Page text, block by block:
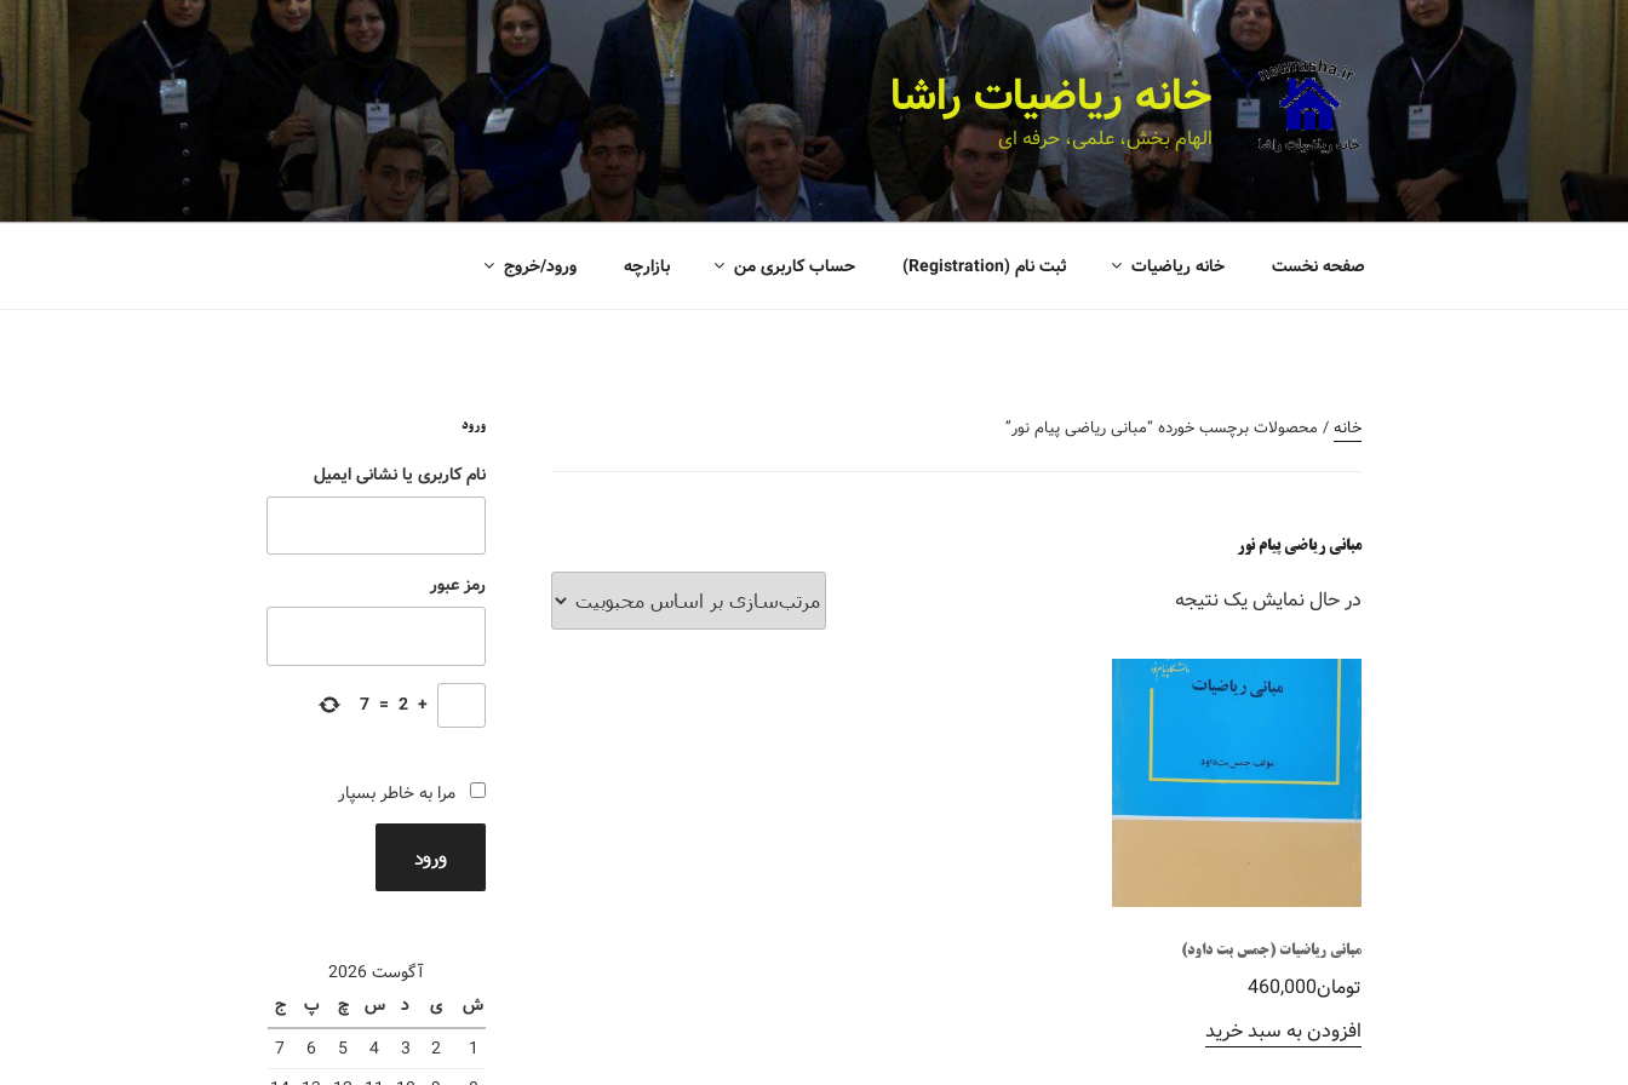
خانه ریاضیات راشا
الهام بخش، علمی، حرفه ای
صفحه نخست خانه ریاضیات ثبت نام (Registration) حساب کاربری من بازارچه ورود/خروج
خانه/ محصولات برچسب خورده “مبانی ریاضی پیام نور”
مبانی ریاضی پیام نور
در حال نمایش یک نتیجه
مبانی ریاضیات (جمس بت داود)
تومان460,000
افزودن به سبد خرید
ورود
نام کاربری یا نشانی ایمیل
رمز عبور
+
2
=
7
مرا به خاطر بسپار
ورود
آگوست 2026
ش
ی د س چ پ
ج
1
2
3
4
5
6
7